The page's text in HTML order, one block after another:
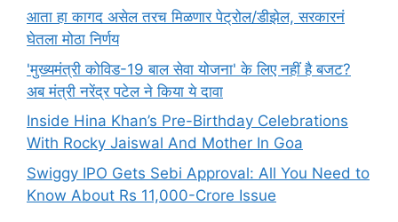
आता हा कागद असेल तरच मिळणार पेट्रोल/डीझेल, सरकारनं
घेतला मोठा निर्णय
'मुख्यमंत्री कोविड-19 बाल सेवा योजना' के लिए नहीं है बजट?
अब मंत्री नरेंद्र पटेल ने किया ये दावा
Inside Hina Khan’s Pre-Birthday Celebrations
With Rocky Jaiswal And Mother In Goa
Swiggy IPO Gets Sebi Approval: All You Need to
Know About Rs 11,000-Crore Issue